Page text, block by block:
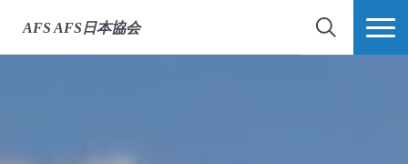
AFS AFS日本協会
検索 MORE